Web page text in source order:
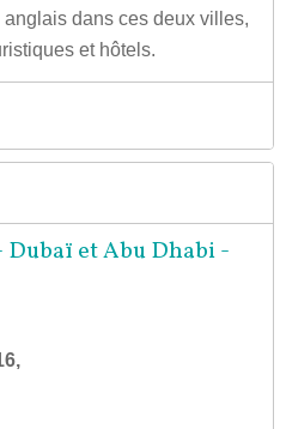
dans ces deux villes,
et hôtels.
Dubaï et Abu Dhabi -